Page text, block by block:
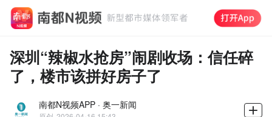
深圳“辣椒水抢房”闹剧收场：信任碎
了，楼市该拼好房子了
南都N视频APP · 奥一新闻